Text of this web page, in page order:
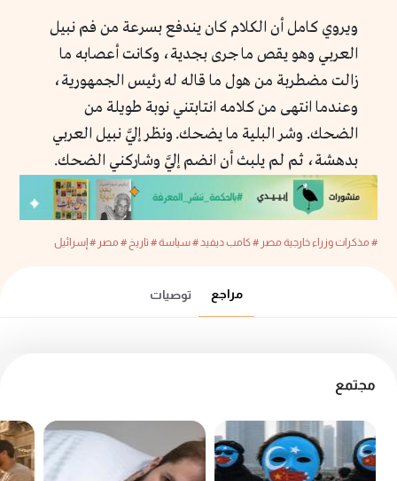
ويروي كامل أن الكلام كان يندفع بسرعة من فم نبيل
العربي وهو يقص ما جرى بجدية، وكانت أعصابه ما
زالت مضطربة من هول ما قاله له رئيس الجمهورية،
وعندما انتهى من كلامه انتابتني نوبة طويلة من
الضحك. وشر البلية ما يضحك. ونظر إليَّ نبيل العربي
بدهشة، ثم لم يلبث أن انضم إليَّ وشاركني الضحك.
# مذكرات وزراء خارجية مصر # كامب ديفيد# سياسة# تاريخ # مصر # إسرائيل
مراجع توصيات
مجتمع